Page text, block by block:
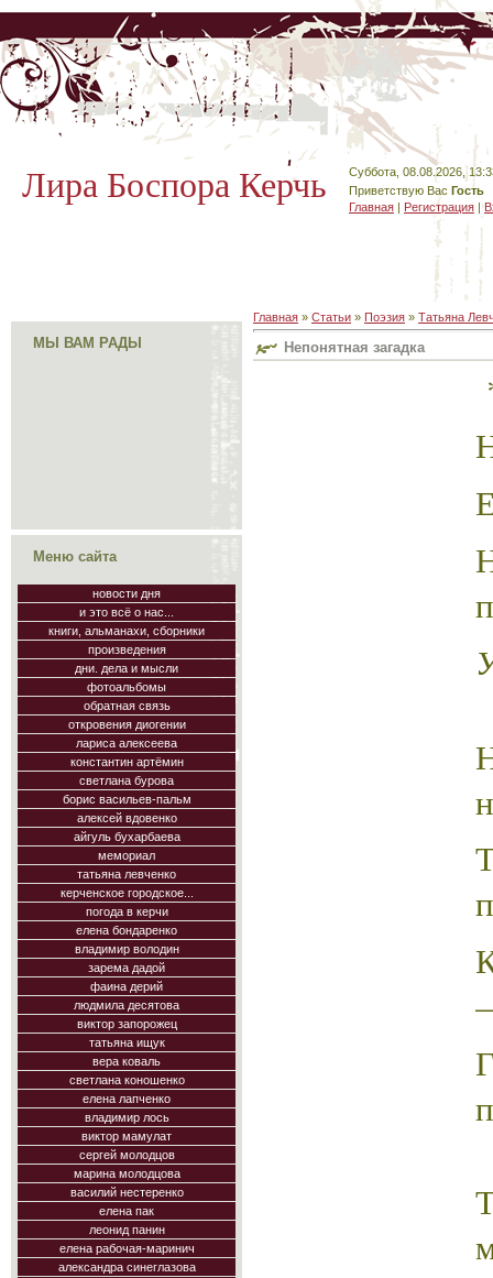
Лира Боспора Керчь
Суббота, 08.08.2026,
Приветствую Вас Гость
Главная | Регистрация |
МЫ ВАМ РАДЫ
Меню сайта
новости дня
и это всё о нас...
книги, альманахи, сборники
произведения
дни. дела и мысли
фотоальбомы
обратная связь
откровения диогении
лариса алексеева
константин артёмин
светлана бурова
борис васильев-пальм
алексей вдовенко
айгуль бухарбаева
мемориал
татьяна левченко
керченское городское...
погода в керчи
елена бондаренко
владимир володин
зарема дадой
фаина дерий
людмила десятова
виктор запорожец
татьяна ищук
вера коваль
светлана коношенко
елена лапченко
владимир лось
виктор мамулат
сергей молодцов
марина молодцова
василий нестеренко
елена пак
леонид панин
елена рабочая-маринич
александра синеглазова
Главная » Статьи » Поэзия » Татьяна
Непонятная загадка